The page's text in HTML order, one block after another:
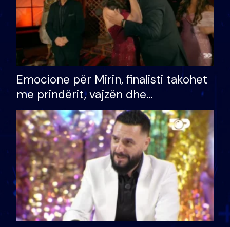
Emocione për Mirin, finalisti takohet
me prindërit, vajzën dhe
bashkëshorten: S’kemi ndonjë letër
divorci apo jo?